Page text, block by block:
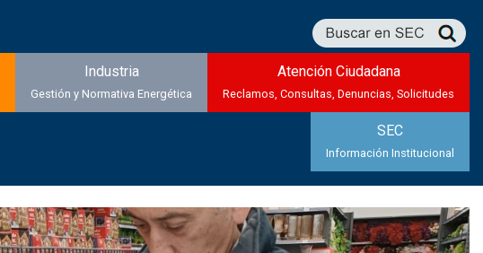
Industria
Gestión y Normativa Energética
Atención Ciudadana
Reclamos, Consultas, Denuncias, Solicitudes
SEC
Información Institucional